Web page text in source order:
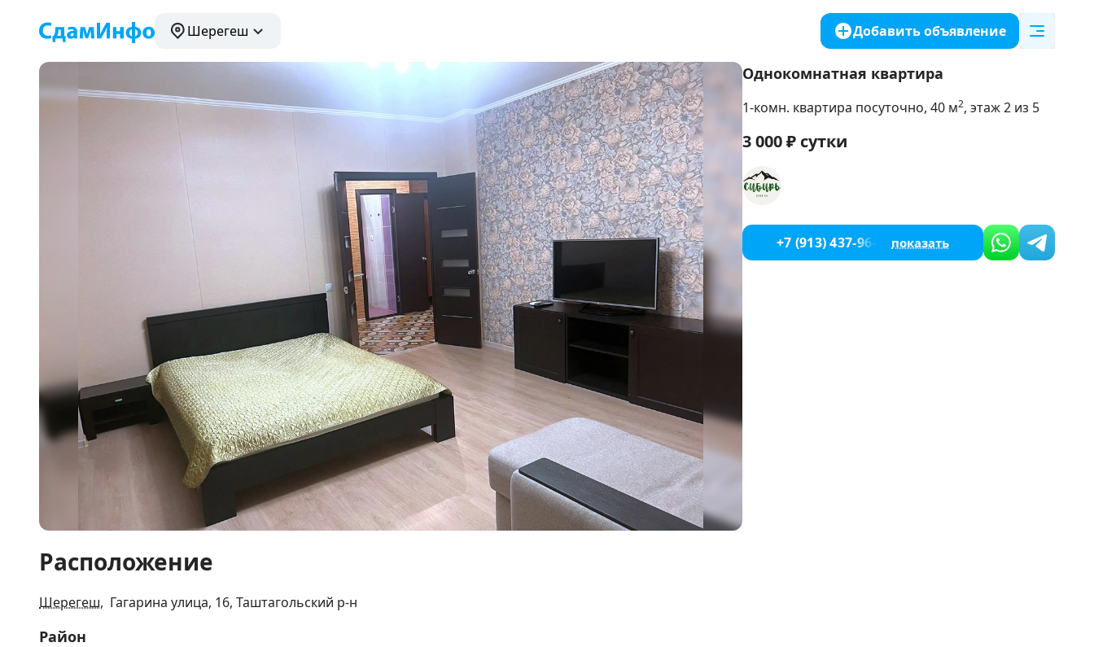
Шерегеш Добавить объявление
1
4
Расположение
Шерегеш, Гагарина улица, 16, Таштагольский р-н
Район
Однокомнатная квартира
1-комн. квартира посуточно, 40 м2, этаж 2 из 5
3 000₽ сутки
+7 (913) 437-96-78 показать